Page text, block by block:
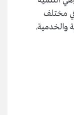
في مختلف
والخدمية.